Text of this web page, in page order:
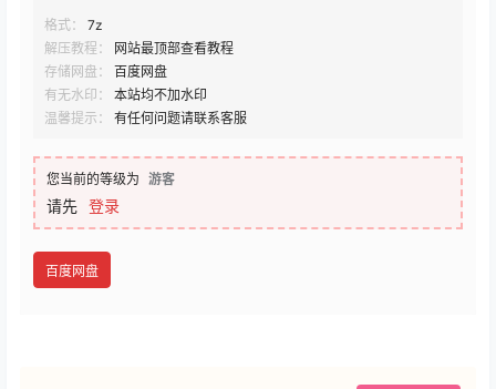
格式：
7z
解压教程：
网站最顶部查看教程
存储网盘：
百度网盘
有无水印：
本站均不加水印
温馨提示：
有任何问题请联系客服
您当前的等级为 游客
请先 登录
百度网盘